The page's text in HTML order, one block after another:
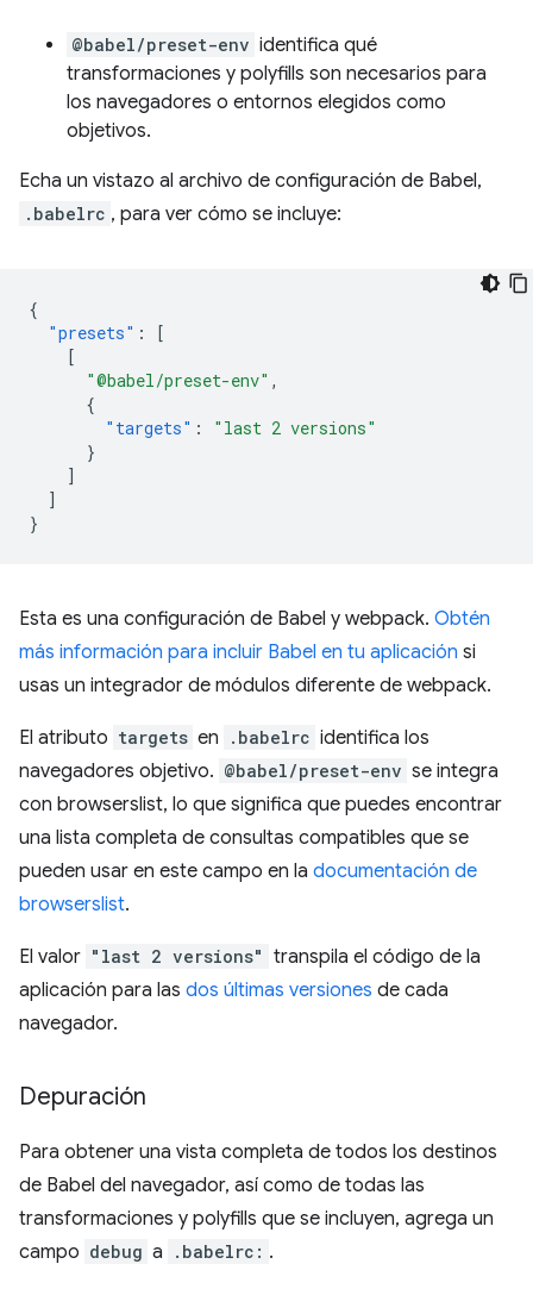
@babel/preset-env identifica qué
transformaciones y polyfills son necesarios para
los navegadores o entornos elegidos como
objetivos.
Echa un vistazo al archivo de configuración de Babel,
.babelrc , para ver cómo se incluye:
{
"presets" :
[
[
"@babel/preset-env" ,
{
"targets" :
"last 2 versions"
}
]
]
}
Esta es una configuración de Babel y webpack. Obtén
más información para incluir Babel en tu aplicación si
usas un integrador de módulos diferente de webpack.
El atributo targets en .babelrc identifica los
navegadores objetivo. @babel/preset-env se integra
con browserslist, lo que significa que puedes encontrar
una lista completa de consultas compatibles que se
pueden usar en este campo en la documentación de
browserslist.
El valor "last 2 versions" transpila el código de la
aplicación para las dos últimas versiones de cada
navegador.
Depuración
Para obtener una vista completa de todos los destinos
de Babel del navegador, así como de todas las
transformaciones y polyfills que se incluyen, agrega un
campo debug a .babelrc: .